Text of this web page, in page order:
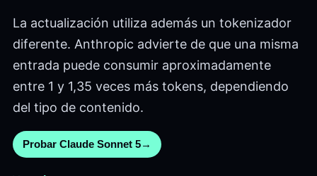
La actualización utiliza además un tokenizador
diferente. Anthropic advierte de que una misma
entrada puede consumir aproximadamente
entre 1 y 1,35 veces más tokens, dependiendo
del tipo de contenido.
Probar Claude Sonnet 5→